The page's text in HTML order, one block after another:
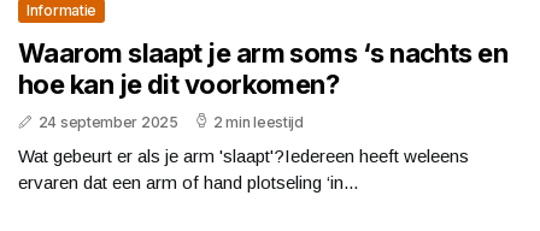
Informatie
Waarom slaapt je arm soms ‘s nachts en
hoe kan je dit voorkomen?
24 september 2025 2 min leestijd
Wat gebeurt er als je arm 'slaapt'?Iedereen heeft weleens
ervaren dat een arm of hand plotseling ‘in...